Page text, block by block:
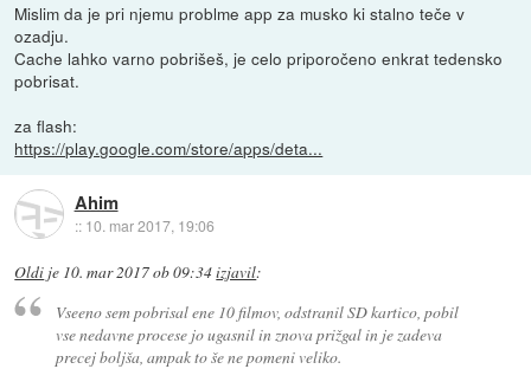
Mislim da je pri njemu problme app za musko ki stalno teče v
ozadju.
Cache lahko varno pobrišeš, je celo priporočeno enkrat tedensko
pobrisat.
za flash:
https://play.google.com/store/apps/deta...
Ahim
:: 10. mar 2017, 19:06
Oldi je 10. mar 2017 ob 09:34izjavil:
Vseeno sem pobrisal ene 10 filmov, odstranil SD kartico, pobil
vse nedavne procese jo ugasnil in znova prižgal in je zadeva
precej boljša, ampak to še ne pomeni veliko.